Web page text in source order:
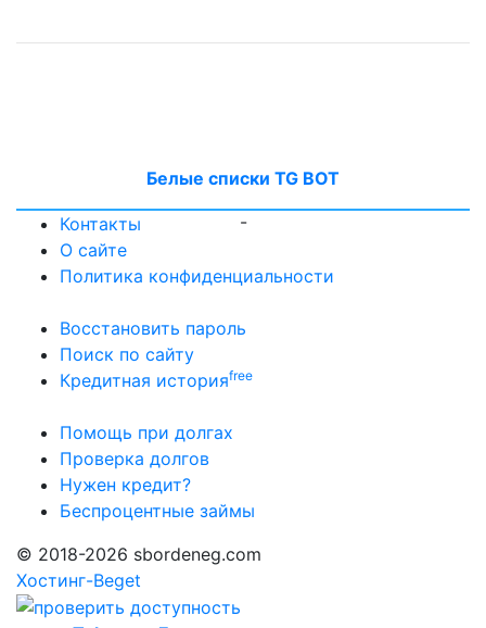
Белые списки TG BOT
-
Контакты
О сайте
Политика конфиденциальности
Восстановить пароль
Поиск по сайту
Кредитная историяfree
Помощь при долгах
Проверка долгов
Нужен кредит?
Беспроцентные займы
© 2018-2026 sbordeneg.com
Хостинг-Beget